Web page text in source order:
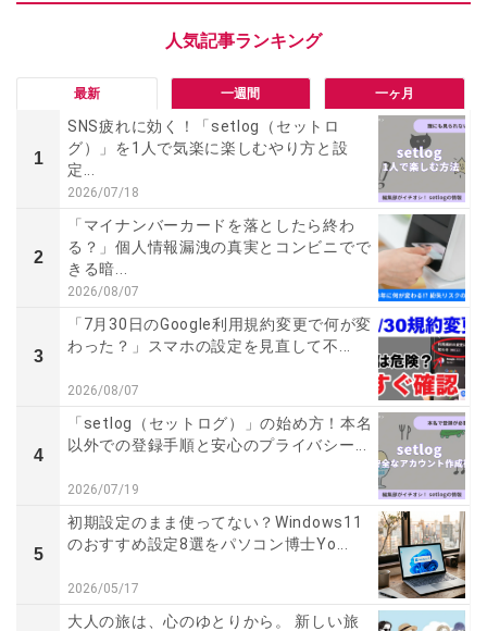
最新 一週間 一ヶ月
1
SNS疲れに効く！「setlog（セットロ
グ）」を1人で気楽に楽しむやり方と設
定...
2026/07/18
2
「マイナンバーカードを落としたら終わ
る？」個人情報漏洩の真実とコンビニでで
きる暗...
2026/08/07
3
「7月30日のGoogle利用規約変更で何が変
わった？」スマホの設定を見直して不...
2026/08/07
4
「setlog（セットログ）」の始め方！本名
以外での登録手順と安心のプライバシー...
2026/07/19
5
初期設定のまま使ってない？Windows11
のおすすめ設定8選をパソコン博士Yo...
2026/05/17
大人の旅は、心のゆとりから。 新しい旅